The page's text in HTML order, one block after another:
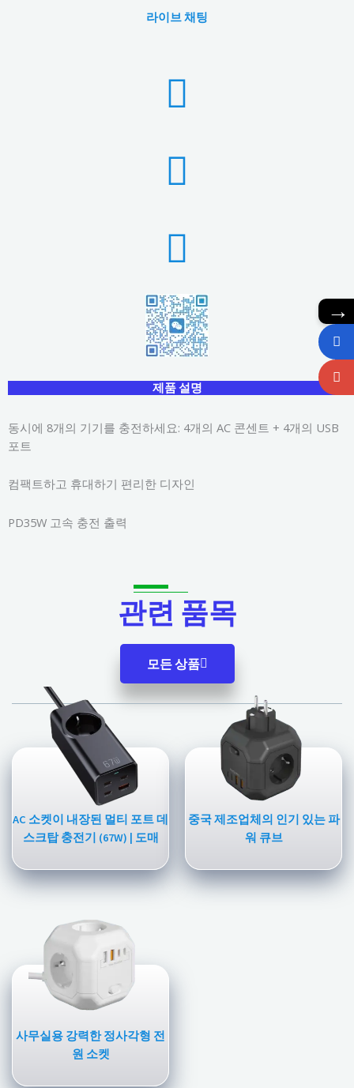
라이브 채팅
제품 설명
동시에 8개의 기기를 충전하세요: 4개의 AC 콘센트 + 4개의 USB
포트
컴팩트하고 휴대하기 편리한 디자인
PD35W 고속 충전 출력
관련 품목
모든 상품
AC 소켓이 내장된 멀티 포트 데
스크탑 충전기 (67W) | 도매
중국 제조업체의 인기 있는 파
워 큐브
사무실용 강력한 정사각형 전
원 소켓
→